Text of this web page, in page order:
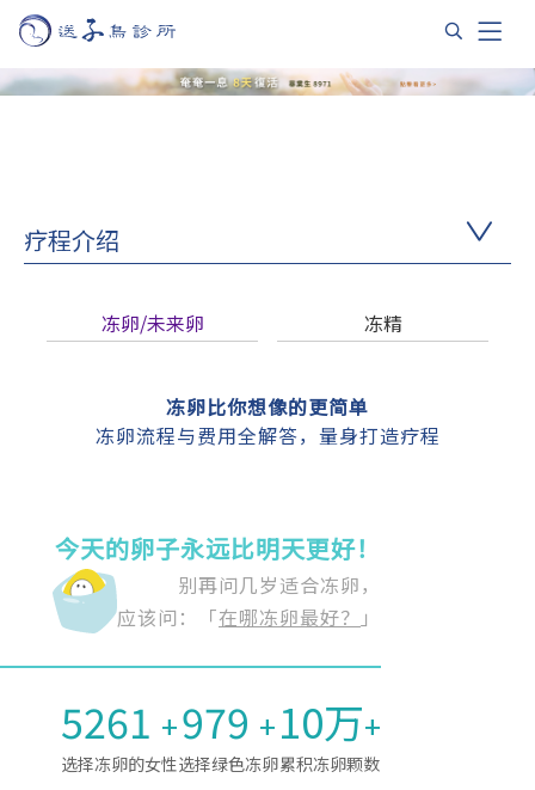
疗程介绍
冻卵/未来卵 冻精
冻卵比你想像的更简单
冻卵流程与费用全解答，量身打造疗程
今天的卵子永远比明天更好！
别再问几岁适合冻卵，
应该问：「在哪冻卵最好？ 」
5261 +
选择冻卵的女性
979 +
选择绿色冻卵
10万+
累积冻卵颗数